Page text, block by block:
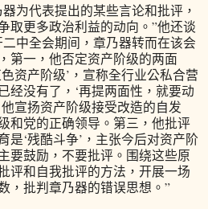
代表提出的某些言论和批评，
取更多政治利益的动向。”他还谈
中全会期间，章乃器转而在该会
第一，他否定资产阶级的两面
资产阶级’，宣称全行业公私合营
经没有了，‘再提两面性，就要动
宣扬资产阶级接受改造的自发
和党的正确领导。第三，他批评
是‘残酷斗争’，主张今后对资产阶
要鼓励，不要批评。围绕这些原
评和自我批评的方法，开展一场
，批判章乃器的错误思想。”